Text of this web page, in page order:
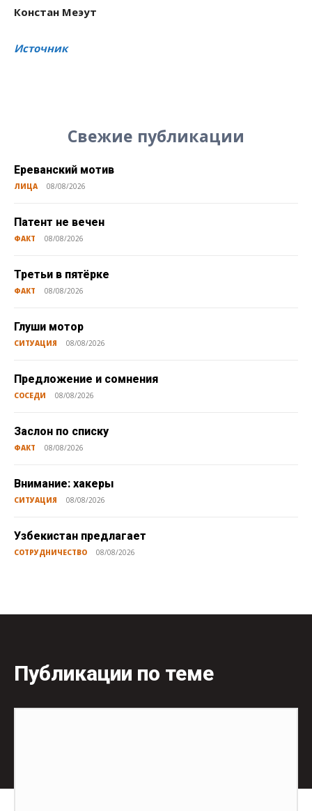
Констан Меэут
Источник
Свежие публикации
Ереванский мотив
ЛИЦА 08/08/2026
Патент не вечен
ФАКТ 08/08/2026
Третьи в пятёрке
ФАКТ 08/08/2026
Глуши мотор
СИТУАЦИЯ 08/08/2026
Предложение и сомнения
СОСЕДИ 08/08/2026
Заслон по списку
ФАКТ 08/08/2026
Внимание: хакеры
СИТУАЦИЯ 08/08/2026
Узбекистан предлагает
СОТРУДНИЧЕСТВО 08/08/2026
Публикации по теме